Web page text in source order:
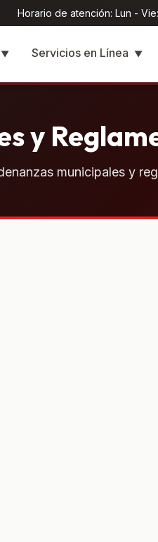
Horario de atención: Lun -
▼ Servicios en Línea ▼
y
municipales y